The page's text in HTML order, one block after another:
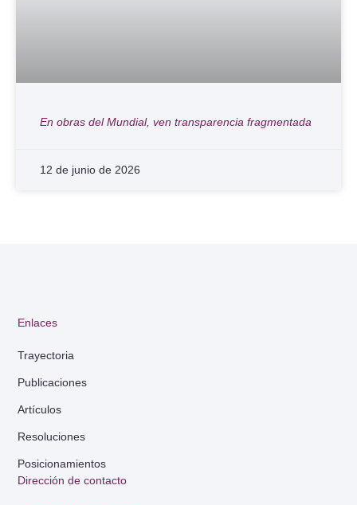
En obras del Mundial, ven transparencia fragmentada
12 de junio de 2026
Dirección de contacto
Enlaces
Trayectoria
Publicaciones
Artículos
Resoluciones
Posicionamientos